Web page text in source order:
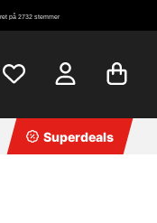
på 2732 stemmer
Superdeals